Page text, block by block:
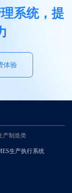
系统，提
体验
产制造类
生产执行系统